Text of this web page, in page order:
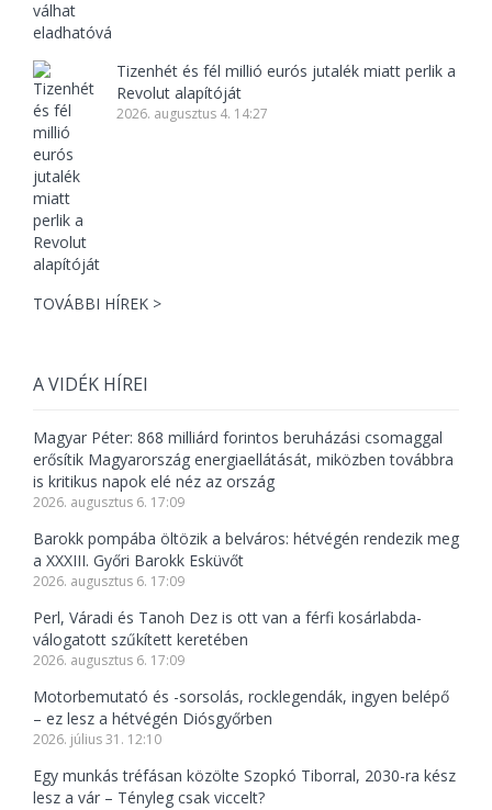
Tizenhét és fél millió eurós jutalék miatt perlik a
Revolut alapítóját
2026. augusztus 4. 14:27
TOVÁBBI HÍREK >
A VIDÉK HÍREI
Magyar Péter: 868 milliárd forintos beruházási csomaggal
erősítik Magyarország energiaellátását, miközben továbbra
is kritikus napok elé néz az ország
2026. augusztus 6. 17:09
Barokk pompába öltözik a belváros: hétvégén rendezik meg
a XXXIII. Győri Barokk Esküvőt
2026. augusztus 6. 17:09
Perl, Váradi és Tanoh Dez is ott van a férfi kosárlabda-
válogatott szűkített keretében
2026. augusztus 6. 17:09
Motorbemutató és -sorsolás, rocklegendák, ingyen belépő
– ez lesz a hétvégén Diósgyőrben
2026. július 31. 12:10
Egy munkás tréfásan közölte Szopkó Tiborral, 2030-ra kész
lesz a vár – Tényleg csak viccelt?